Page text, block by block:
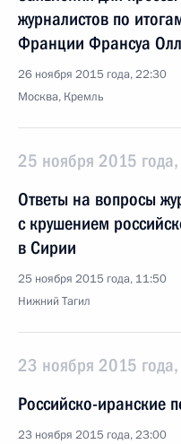
журналистов по
Франции Франсуа
26 ноября 2015 года, 22:30
Москва, Кремль
25 ноября 2015 года,
Ответы на вопросы
с крушением
в Сирии
25 ноября 2015 года, 11:50
Нижний Тагил
23 ноября 2015
Российско-иранские
23 ноября 2015 года, 23:00